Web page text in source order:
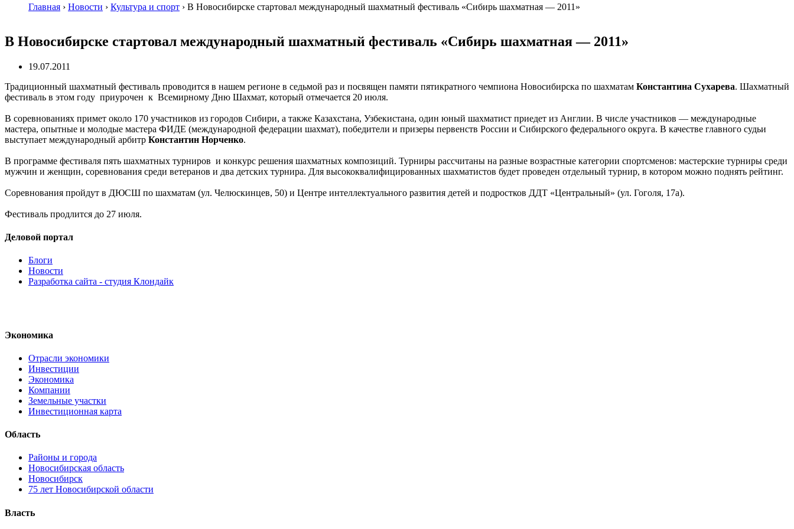
Главная › Новости › Культура и спорт › В Новосибирске стартовал международный шахматный фестиваль «Сибирь шахматная — 2011»
В Новосибирске стартовал международный шахматный фестиваль «Сибирь шахматная — 2011»
19.07.2011
Традиционный шахматный фестиваль проводится в нашем регионе в седьмой раз и посвящен памяти пятикратного чемпиона Новосибирска по шахматам Константина Сухарева. Шахматный
фестиваль в этом году приурочен к Всемирному Дню Шахмат, который отмечается 20 июля.
В соревнованиях примет около 170 участников из городов Сибири, а также Казахстана, Узбекистана, один юный шахматист приедет из Англии. В числе участников — международные
мастера, опытные и молодые мастера ФИДЕ (международной федерации шахмат), победители и призеры первенств России и Сибирского федерального округа. В качестве главного судьи
выступает международный арбитр Константин Норченко.
В программе фестиваля пять шахматных турниров и конкурс решения шахматных композиций. Турниры рассчитаны на разные возрастные категории спортсменов: мастерские турниры среди
мужчин и женщин, соревнования среди ветеранов и два детских турнира. Для высококвалифицированных шахматистов будет проведен отдельный турнир, в котором можно поднять рейтинг.
Соревнования пройдут в ДЮСШ по шахматам (ул. Челюскинцев, 50) и Центре интеллектуального развития детей и подростков ДДТ «Центральный» (ул. Гоголя, 17а).
Фестиваль продлится до 27 июля.
Деловой портал
Блоги
Новости
Разработка сайта - студия Клондайк
Экономика
Отрасли экономики
Инвестиции
Экономика
Компании
Земельные участки
Инвестиционная карта
Область
Районы и города
Новосибирская область
Новосибирск
75 лет Новосибирской области
Власть